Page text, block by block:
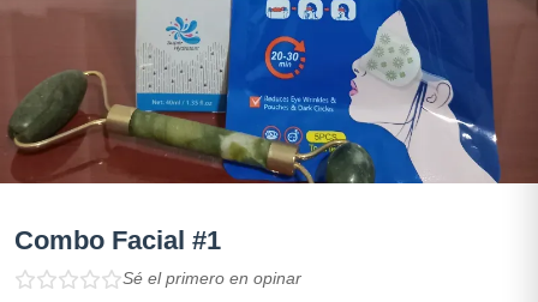
Combo Facial #1
Sé el primero en opinar